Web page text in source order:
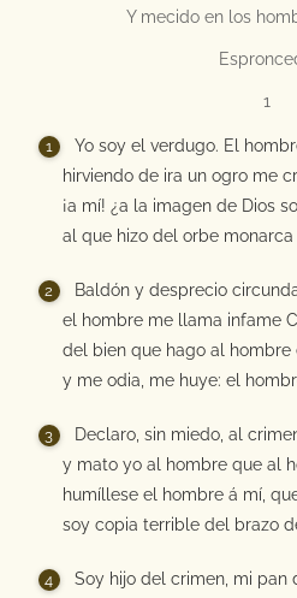
Y mecido en los
1
Yo soy el verdugo. El
hirviendo de ira un ogro me
¡a mí! ¿a la imagen de Dios
al que hizo del orbe monarca
Baldón y desprecio
el hombre me llama infame
del bien que hago al hombre
y me odia, me huye: el
Declaro, sin miedo, al
y mato yo al hombre que al
humíllese el hombre á mí,
soy copia terrible del brazo
Soy hijo del crimen, mi pan